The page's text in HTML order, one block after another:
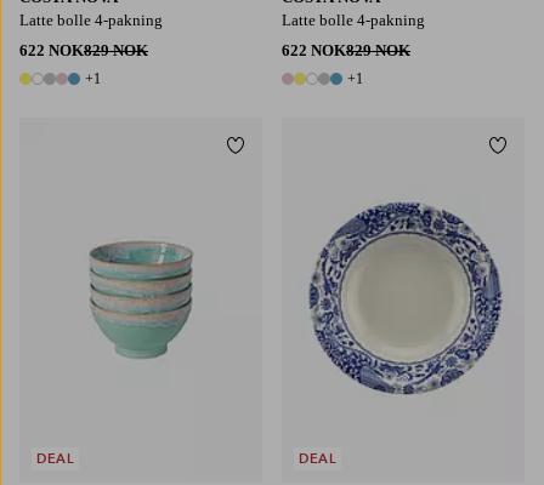
Latte bolle 4-pakning
622 NOK829 NOK
6 farger
+1
Latte bolle 4-pakning
622 NOK829 NOK
6 farger
+1
DEAL
Legg til favoritter
DEAL